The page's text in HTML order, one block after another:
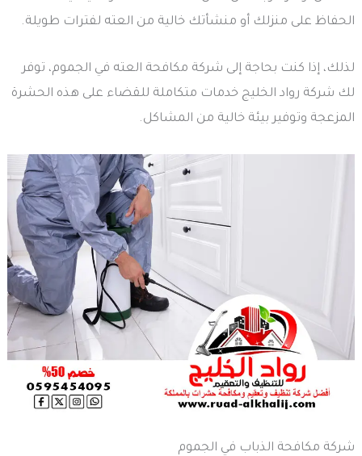
الحفاظ على منزلك أو منشأتك خالية من العته لفترات طويلة.
لذلك، إذا كنت بحاجة إلى شركة مكافحة العته في الجموم، توفر
لك شركة رواد الخليج خدمات متكاملة للقضاء على هذه الحشرة
المزعجة وتوفير بيئة خالية من المشاكل.
شركة مكافحة الذباب في الجموم